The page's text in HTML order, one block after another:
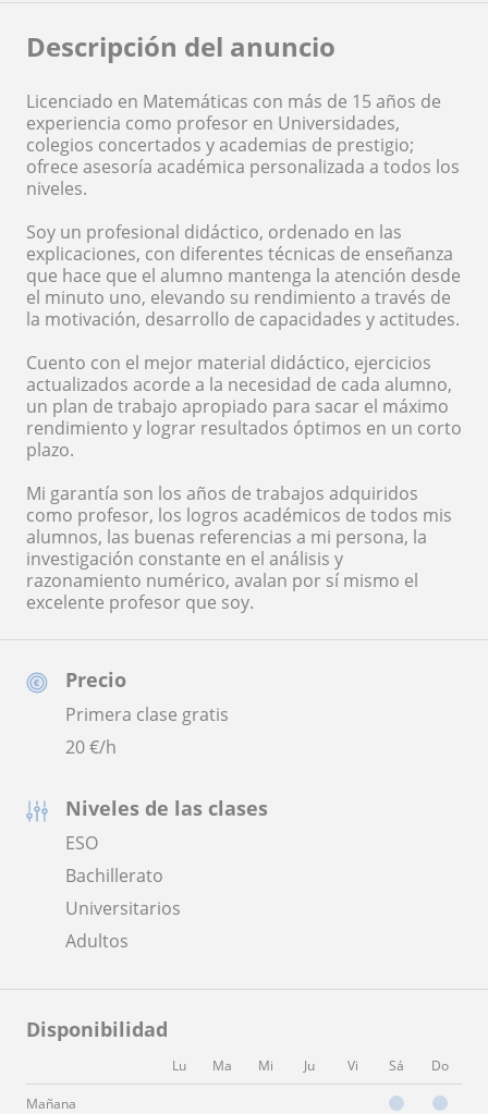
Precio
Primera clase gratis
20€/h
Niveles de las clases
ESO
Bachillerato
Universitarios
Adultos
Disponibilidad
Lu Ma Mi Ju Vi Sá Do
Mañana
Descripción del anuncio
Licenciado en Matemáticas con más de 15 años de
experiencia como profesor en Universidades,
colegios concertados y academias de prestigio;
ofrece asesoría académica personalizada a todos los
niveles.
Soy un profesional didáctico, ordenado en las
explicaciones, con diferentes técnicas de enseñanza
que hace que el alumno mantenga la atención desde
el minuto uno, elevando su rendimiento a través de
la motivación, desarrollo de capacidades y actitudes.
Cuento con el mejor material didáctico, ejercicios
actualizados acorde a la necesidad de cada alumno,
un plan de trabajo apropiado para sacar el máximo
rendimiento y lograr resultados óptimos en un corto
plazo.
Mi garantía son los años de trabajos adquiridos
como profesor, los logros académicos de todos mis
alumnos, las buenas referencias a mi persona, la
investigación constante en el análisis y
razonamiento numérico, avalan por sí mismo el
excelente profesor que soy.